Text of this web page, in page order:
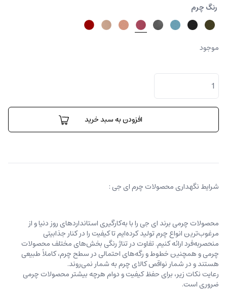
رنگ چرم
موجود
کیف
کارینا
کوچک
عدد
افزودن به سبد خرید
شرایط نگهداری محصولات چرم ای جی :
محصولات چرمی برند ای جی را با به‌کارگیری استانداردهای روز دنیا و از
مرغوب‌ترین انواع چرم تولید کرده‌ایم تا کیفیت را در کنار جذابیتی
منحصربه‌فرد ارائه کنیم. تفاوت در تناژ رنگی بخش‌های مختلف محصولات
چرمی و همچنین خطوط و رگه‌‌های احتمالی در سطح چرم، کاملاً طبیعی
هستند و در شمار نواقص کالای چرم به شمار نمی‌روند.
رعایت نکات زیر، برای حفظ کیفیت و دوام هرچه بیشتر محصولات چرمی
ضروری است.